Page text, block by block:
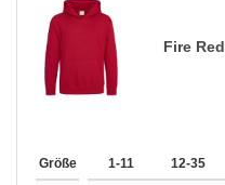
Fire Red
Größe 1-11 12-35